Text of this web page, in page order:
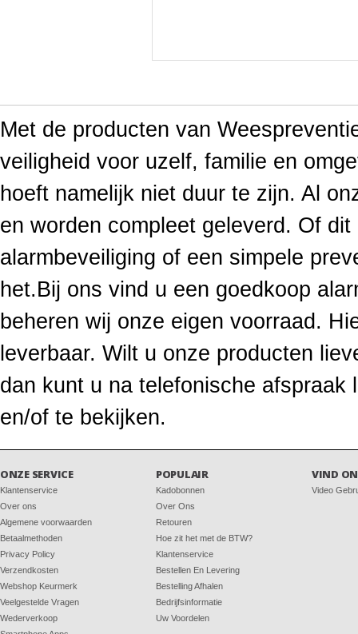
Met de producten van
veiligheid voor uzelf, familie en
hoeft namelijk niet duur te zijn. Al
en worden compleet geleverd. Of
alarmbeveiliging of een simpele
het.Bij ons vind u een goedkoop
beheren wij onze eigen voorraad.
leverbaar. Wilt u onze producten
dan kunt u na telefonische
en/of te bekijken.
ONZE SERVICE
Klantenservice
Over ons
Algemene voorwaarden
Betaalmethoden
Privacy Policy
Verzendkosten
Webshop Keurmerk
Veelgestelde Vragen
Wederverkoop
POPULAIR
Kadobonnen
Over Ons
Retouren
Hoe zit het met de BTW?
Klantenservice
Bestellen En Levering
Bestelling Afhalen
Bedrijfsinformatie
Uw Voordelen
VIND
Video